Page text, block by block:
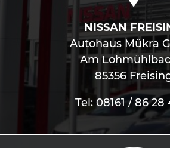
NISSAN
Autohaus Mükra
Am
85356
Tel: 08161 / 86 28